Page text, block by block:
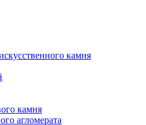
камня
камня
агломерата